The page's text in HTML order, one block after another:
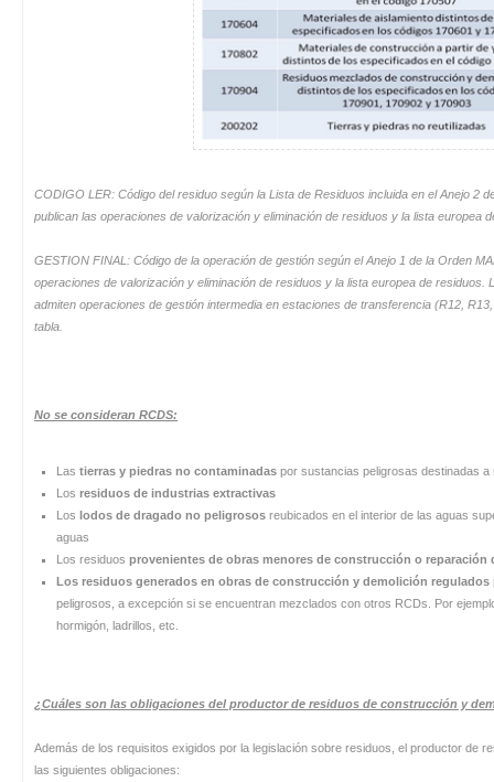
CODIGO LER: Código del residuo según la Lista de Residuos incluida en el Anejo 2
publican las operaciones de valorización y eliminación de residuos y la lista europea
GESTION FINAL: Código de la operación de gestión según el Anejo 1 de la Orden
operaciones de valorización y eliminación de residuos y la lista europea de residuos.
admiten operaciones de gestión intermedia en estaciones de transferencia (R12,
tabla.
No se consideran RCDS:
Las tierras y piedras no contaminadas por sustancias peligrosas destinadas
Los residuos de industrias extractivas
Los lodos de dragado no peligrosos reubicados en el interior de las aguas
aguas
Los residuos provenientes de obras menores de construcción o reparación
Los residuos generados en obras de construcción y demolición
peligrosos, a excepción si se encuentran mezclados con otros RCDs. Por
hormigón, ladrillos, etc.
¿Cuáles son las obligaciones del productor de residuos de construcción y
Además de los requisitos exigidos por la legislación sobre residuos, el productor de
las siguientes obligaciones: